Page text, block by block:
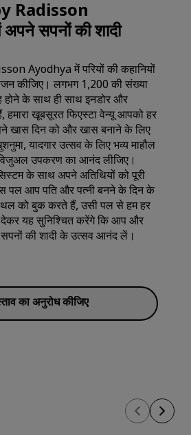
Radisson
सपनों की शादी
Ayodhya में परियों की कहानियों
कीजिए। लगभग 1,200 की संख्या
के साथ ही साथ इनडोर और
हमारा खूबसूरत फिएस्टा वेन्यू आपको हर
खास दिन को और खास बनाने के लिए
यादगार उत्सव के लिए भव्य माहौल
उपकरण का आनंद लीजिए।
के साथ अपने अतिथियों को पूरी
पल आप पति और पत्नी बनने के दिन के
को बुक करते हैं, उसी पल से हम हर
यह सुनिश्चित करेंगे कि आप और
की शादी के उत्सव आनंद लें।
का अनुरोध कीजिए